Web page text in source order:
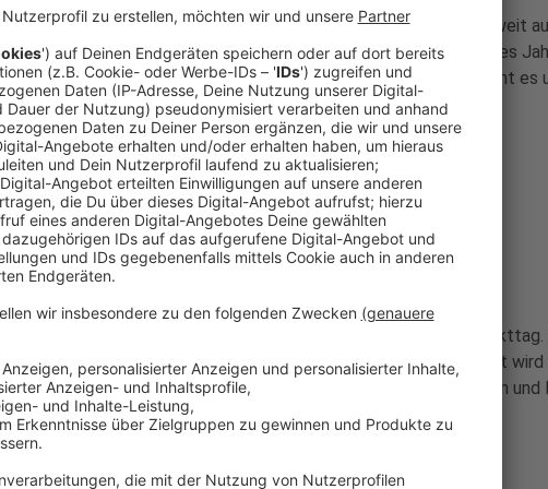
Heute (10.02.2026) ist "Safer Internet Day". Der Tag soll bundesweit
für Kinder und Jugendliche aufmerksam machen. Dazu gibt es jedes
Veranstaltungen zu einem bestimmten Thema. In diesem Jahr geht es
Stadt gibt es besondere Aktionen.
Anzeige
Projekttag an der Anne-Frank-Realschule
Anzeige
An der Anne-Frank-Realschule gibt es heute einen digitalen
anderem um den Umgang mit KI und Desinformationen. Organisiert
Initiative "Wake Up", die sich gegen Cybermobbing, Desinformation und
Internet einsetzt.